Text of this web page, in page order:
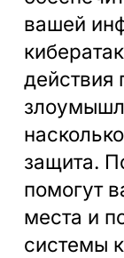
вашей
действия
защита.
помогут
места и
системы